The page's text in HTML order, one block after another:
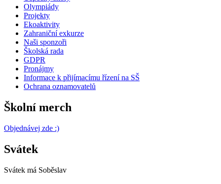
Olympiády
Projekty
Ekoaktivity
Zahraniční exkurze
Naši sponzoři
Školská rada
GDPR
Pronájmy
Informace k přijímacímu řízení na SŠ
Ochrana oznamovatelů
Školní merch
Objednávej zde :)
Svátek
Svátek má Soběslav